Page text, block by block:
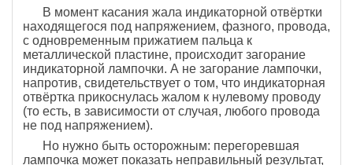
В момент касания жала индикаторной отвёртки
находящегося под напряжением, фазного, провода,
с одновременным прижатием пальца к
металлической пластине, происходит загорание
индикаторной лампочки. А не загорание лампочки,
напротив, свидетельствует о том, что индикаторная
отвёртка прикоснулась жалом к нулевому проводу
(то есть, в зависимости от случая, любого провода
не под напряжением).
Но нужно быть осторожным: перегоревшая
лампочка может показать неправильный результат,